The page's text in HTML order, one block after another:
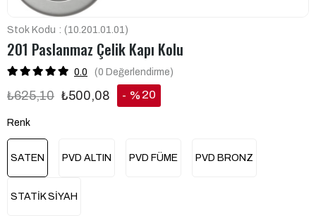
Stok Kodu (10.201.01.01)
201 Paslanmaz Çelik Kapı Kolu
0.0 (0 Değerlendirme)
₺625,10 ₺500,08 % 20
Renk
SATEN PVD ALTIN PVD FÜME PVD BRONZ
STATİK SİYAH